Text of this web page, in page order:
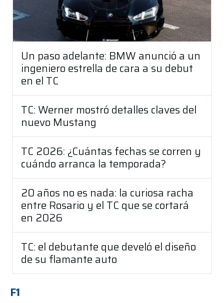
Un paso adelante: BMW anunció a un
ingeniero estrella de cara a su debut
en el TC
TC: Werner mostró detalles claves del
nuevo Mustang
TC 2026: ¿Cuántas fechas se corren y
cuándo arranca la temporada?
20 años no es nada: la curiosa racha
entre Rosario y el TC que se cortará
en 2026
TC: el debutante que develó el diseño
de su flamante auto
F1